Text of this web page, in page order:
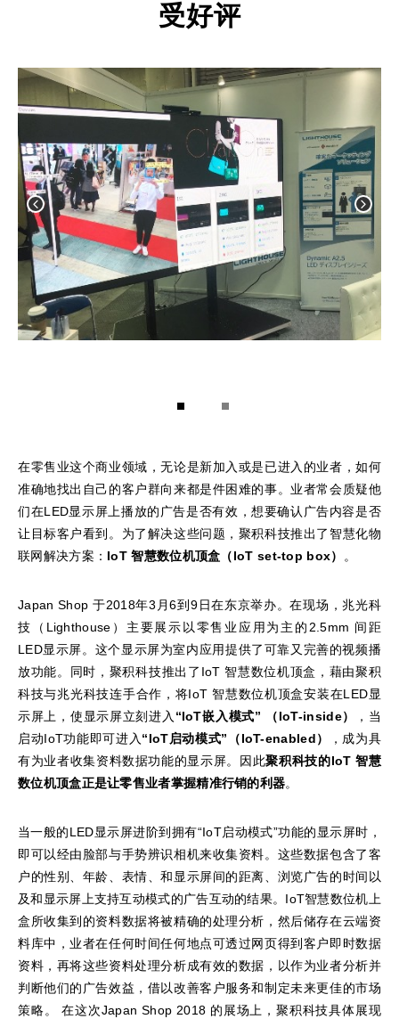
受好评
1 2
在零售业这个商业领域，无论是新加入或是已进入的业者，如何
准确地找出自己的客户群向来都是件困难的事。业者常会质疑他
们在LED显示屏上播放的广告是否有效，想要确认广告内容是否
让目标客户看到。为了解决这些问题，聚积科技推出了智慧化物
联网解决方案： IoT智慧数位机顶盒（IoT set-top box） 。
Japan Shop 于2018年3月6到9日在东京举办。在现场，兆光科
技（Lighthouse）主要展示以零售业应用为主的2.5mm 间距
LED显示屏。这个显示屏为室内应用提供了可靠又完善的视频播
放功能。同时，聚积科技推出了IoT 智慧数位机顶盒，藉由聚积
科技与兆光科技连手合作，将IoT 智慧数位机顶盒安装在LED显
示屏上，使显示屏立刻进入 “IoT嵌入模式” （IoT-inside）
，当
启动IoT功能即可进入“IoT启动模式” （IoT-enabled）
，成为具
有为业者收集资料数据功能的显示屏。因此聚积科技的IoT智慧
数位机顶盒正是让零售业者掌握精准行销的利器。
当一般的LED显示屏进阶到拥有“IoT启动模式”功能的显示屏时，
即可以经由脸部与手势辨识相机来收集资料。这些数据包含了客
户的性别、年龄、表情、和显示屏间的距离、浏览广告的时间以
及和显示屏上支持互动模式的广告互动的结果。IoT智慧数位机上
盒所收集到的资料数据将被精确的处理分析，然后储存在云端资
料库中，业者在任何时间任何地点可透过网页得到客户即时数据
资料，再将这些资料处理分析成有效的数据，以作为业者分析并
判断他们的广告效益，借以改善客户服务和制定未来更佳的市场
策略。 在这次Japan Shop 2018 的展场上，聚积科技具体展现